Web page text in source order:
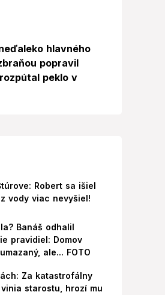
hlavného
popravil
peklo v
Robert sa išiel
vody viac nevyšiel!
Banáš odhalil
pravidiel: Domov
ale... FOTO
Za katastrofálny
starostu, hrozí mu